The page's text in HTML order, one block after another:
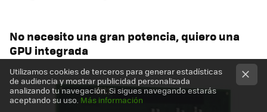
No necesito una gran potencia, quiero una
GPU integrada
Utilizamos cookies de terceros para generar estadísticas
de audiencia y mostrar publicidad personalizada
analizando tu navegación. Si sigues navegando estarás
aceptando su uso. Más información